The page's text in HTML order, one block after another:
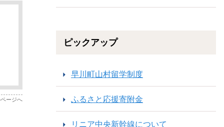
ージへ
ピックアップ
早川町山村留学制度
ふるさと応援寄附金
リニア中央新幹線について